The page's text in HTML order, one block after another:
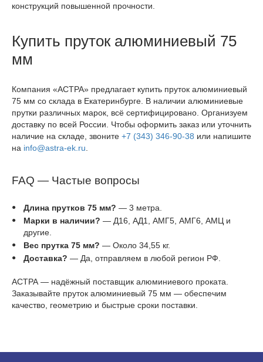
конструкций повышенной прочности.
Купить пруток алюминиевый 75
мм
Компания «АСТРА» предлагает купить пруток алюминиевый
75 мм со склада в Екатеринбурге. В наличии алюминиевые
прутки различных марок, всё сертифицировано. Организуем
доставку по всей России. Чтобы оформить заказ или уточнить
наличие на складе, звоните +7 (343) 346-90-38 или напишите
на info@astra-ek.ru.
FAQ — Частые вопросы
Длина прутков 75 мм? — 3 метра.
Марки в наличии? — Д16, АД1, АМГ5, АМГ6, АМЦ и
другие.
Вес прутка 75 мм? — Около 34,55 кг.
Доставка? — Да, отправляем в любой регион РФ.
АСТРА — надёжный поставщик алюминиевого проката.
Заказывайте пруток алюминиевый 75 мм — обеспечим
качество, геометрию и быстрые сроки поставки.